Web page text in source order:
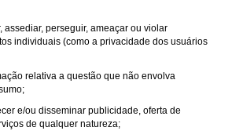
assediar, perseguir, ameaçar ou violar
individuais (como a privacidade dos usuários
relativa a questão que não envolva
e/ou disseminar publicidade, oferta de
de qualquer natureza;